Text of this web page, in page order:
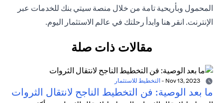
المحمول وبأريحية تامة من خلال منصة سيتي بنك للخدمات عبر
الإنترنت. انقر هنا وابدأ رحلتك في عالم الاستثمار اليوم.
مقالات ذات صلة
- التخطيط للاستثمار
ما بعد الوصية: فن التخطيط الناجح لانتقال الثروات